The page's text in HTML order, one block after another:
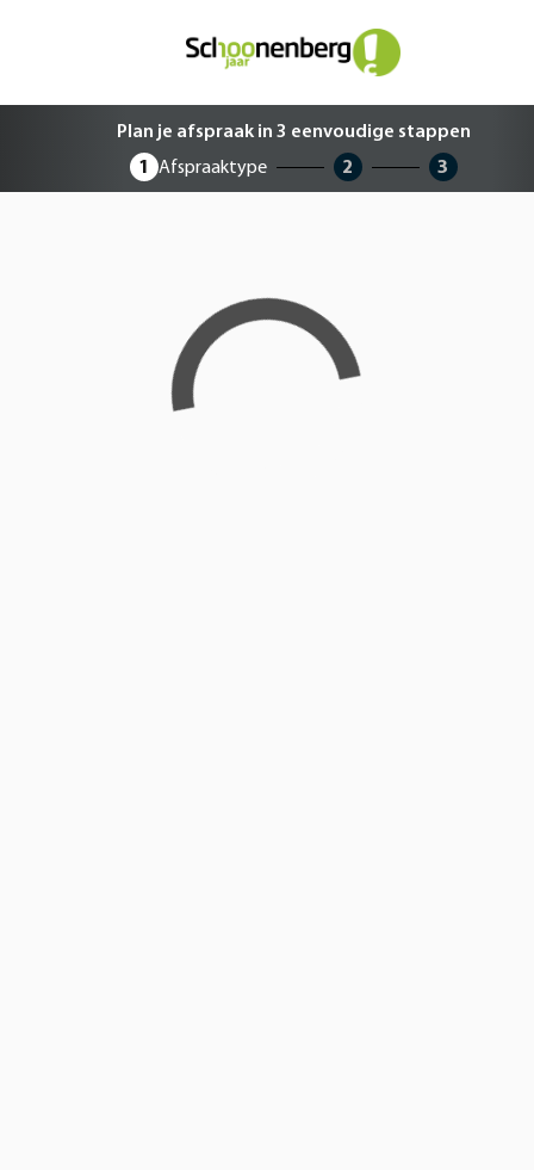
Plan je afspraak in 3 eenvoudige
Plan je afspraak in 3 eenvoudige stappen
1
Afspraaktype 2 3
Loading...